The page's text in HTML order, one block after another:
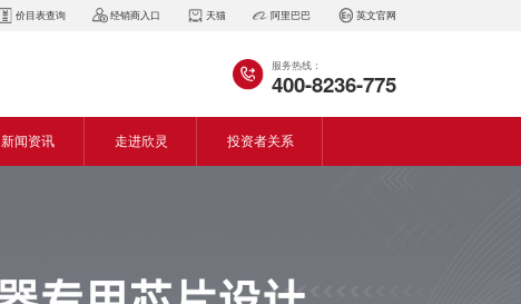
价目表查询 经销商入口 天猫 阿里巴巴 英文官网
服务热线：
400-8236-775
新闻资讯 走进欣灵 投资者关系